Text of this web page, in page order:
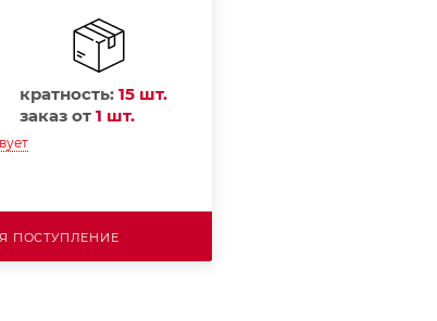
кратность: 15 шт.
заказ от 1 шт.
ПОСТУПЛЕНИЕ